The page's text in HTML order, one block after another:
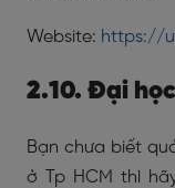
Website: https://
2.10. Đại
Bạn chưa biết
ở Tp HCM thì